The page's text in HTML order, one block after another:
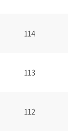
114
113
112